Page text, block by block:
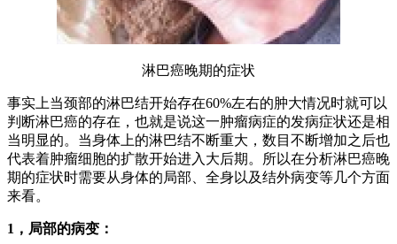
淋巴癌晚期的症状
事实上当颈部的淋巴结开始存在60%左右的肿大情况时就可以
判断淋巴癌的存在，也就是说这一肿瘤病症的发病症状还是相
当明显的。当身体上的淋巴结不断重大，数目不断增加之后也
代表着肿瘤细胞的扩散开始进入大后期。所以在分析淋巴癌晚
期的症状时需要从身体的局部、全身以及结外病变等几个方面
来看。
1 ，局部的病变：